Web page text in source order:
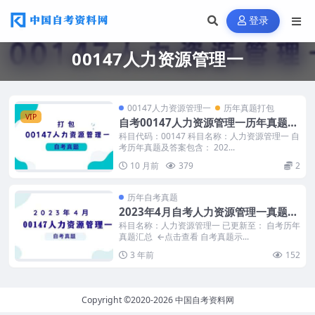
登录
00147人力资源管理一
VIP
00147人力资源管理一 历年真题打包
自考00147人力资源管理一历年真题及
答案打包
科目代码：00147 科目名称：人力资源管理一 自
考历年真题及答案包含： 202...
10 月前
379 2
历年自考真题
2023年4月自考人力资源管理一真题及
答案
科目名称：人力资源管理一 已更新至： 自考历年
真题汇总 ←点击查看 自考真题示...
3 年前
152
Copyright ©2020-2026中国自考资料网